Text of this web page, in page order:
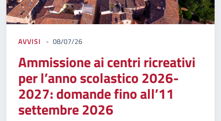
AVVISI 08/07/26
Ammissione ai centri ricreativi
per l’anno scolastico 2026-
2027: domande fino all’11
settembre 2026